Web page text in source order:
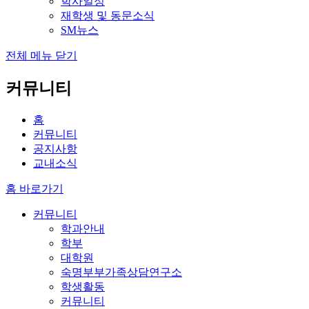
재학생 및 동문소식
SM뉴스
전체 메뉴 닫기
커뮤니티
홈
커뮤니티
공지사항
교내소식
홈 바로가기
커뮤니티
학과안내
학부
대학원
숙명부부가족상담연구소
학생활동
커뮤니티